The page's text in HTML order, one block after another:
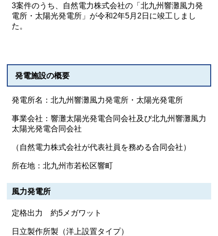
3案件のうち、自然電力株式会社の「北九州響灘風力発
電所・太陽光発電所」が令和2年5月2日に竣工しまし
た。
発電施設の概要
発電所名：北九州響灘風力発電所・太陽光発電所
事業会社：響灘太陽光発電合同会社及び北九州響灘風力
太陽光発電合同会社
（自然電力株式会社が代表社員を務める合同会社）
所在地：北九州市若松区響町
風力発電所
定格出力 約5メガワット
日立製作所製（洋上設置タイプ）